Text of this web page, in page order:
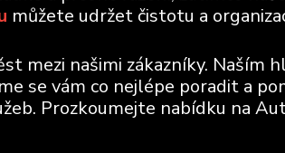
můžete udržet čistotu a
mezi našimi zákazníky. Naším
se vám co nejlépe poradit a
Prozkoumejte nabídku na